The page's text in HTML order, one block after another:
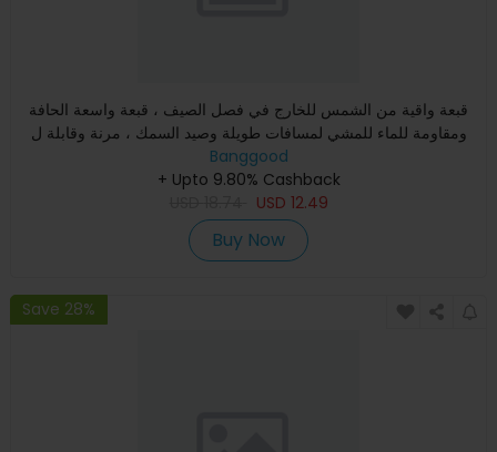
قبعة واقية من الشمس للخارج في فصل الصيف ، قبعة واسعة الحافة
ومقاومة للماء للمشي لمسافات طويلة وصيد السمك ، مرنة وقابلة ل
Banggood
+ Upto 9.80% Cashback
USD 12.49
Buy Now
Save 28%